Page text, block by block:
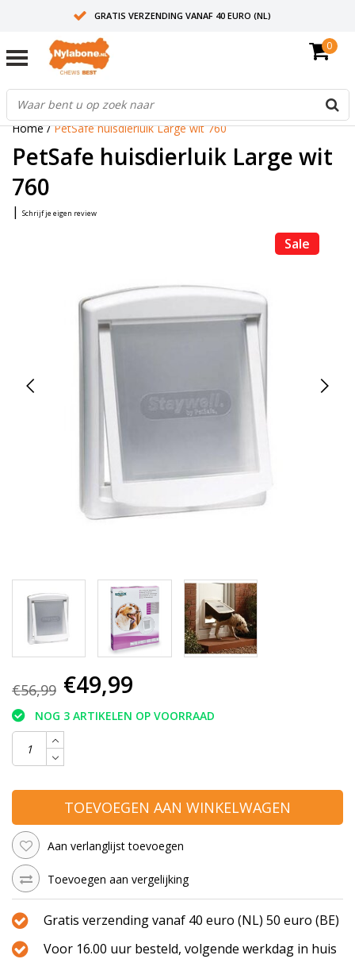
GRATIS VERZENDING VANAF 40 EURO (NL)
0
Home/PetSafe huisdierluik Large wit 760
PetSafe huisdierluik Large wit
760
| Schrijf je eigen review
Sale
€56,99 €49,99
NOG 3 ARTIKELEN OP VOORRAAD
TOEVOEGEN AAN WINKELWAGEN
Aan verlanglijst toevoegen
Toevoegen aan vergelijking
Gratis verzending vanaf 40 euro (NL) 50 euro (BE)
Voor 16.00 uur besteld, volgende werkdag in huis